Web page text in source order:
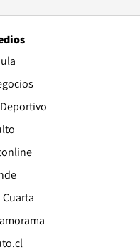
Cuarta
Opens in new window